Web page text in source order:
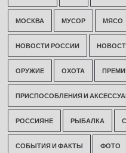
МОСКВА МУСОР МЯСО
НОВОСТИ РОССИИ
ОРУЖИЕ ОХОТА
ПРИСПОСОБЛЕНИЯ И
РОССИЯНЕ РЫБАЛКА
СОБЫТИЯ И ФАКТЫ ФОТО